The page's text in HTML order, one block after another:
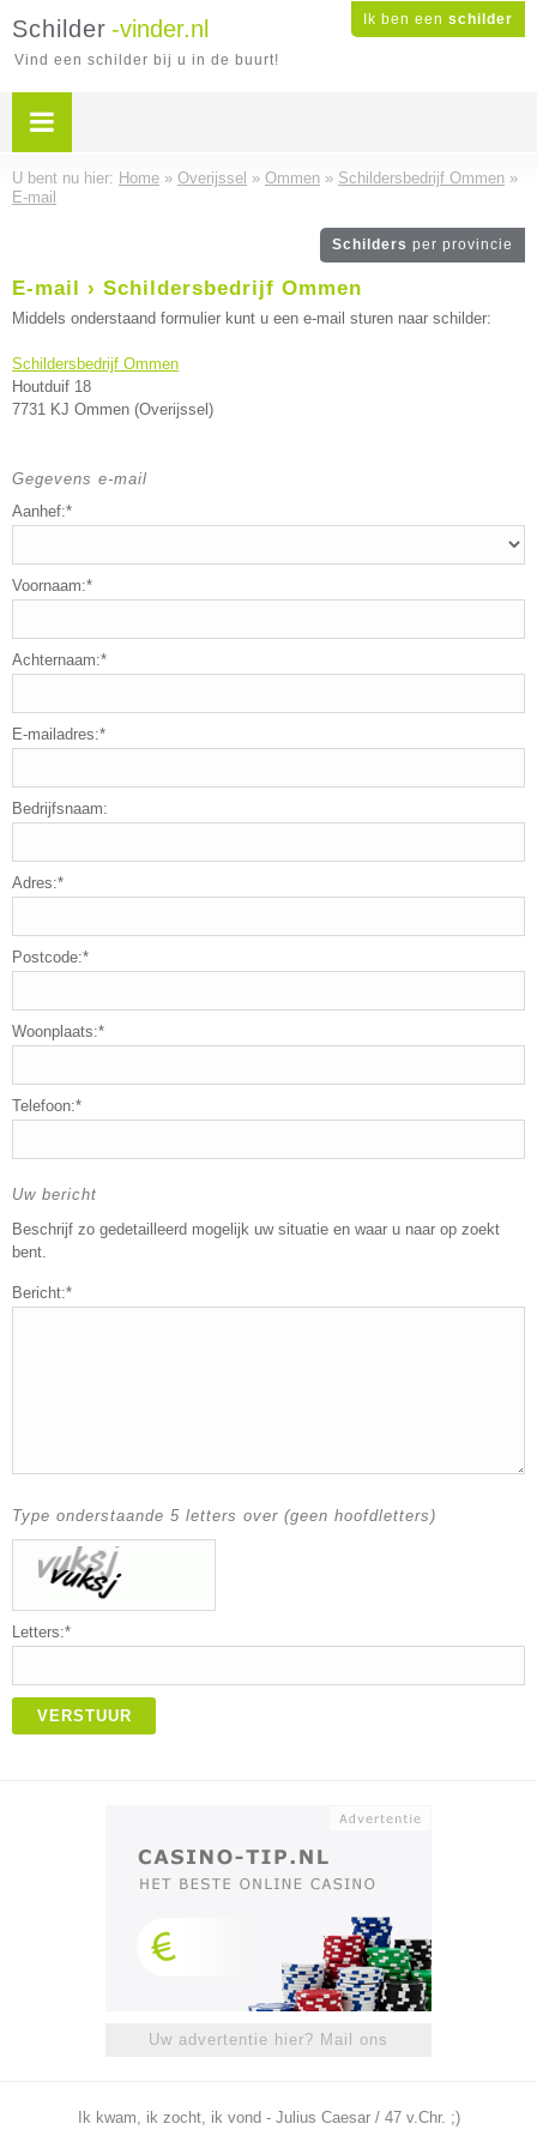
Ik ben een schilder
Schilder -vinder.nl
Vind een schilder bij u in de buurt!
U bent nu hier: Home » Overijssel » Ommen » Schildersbedrijf Ommen »
E-mail
Schilders per provincie
E-mail › Schildersbedrijf Ommen
Middels onderstaand formulier kunt u een e-mail sturen naar schilder:
Schildersbedrijf Ommen
Houtduif 18
7731 KJ Ommen (Overijssel)
Gegevens e-mail
Aanhef:*
Voornaam:*
Achternaam:*
E-mailadres:*
Bedrijfsnaam:
Adres:*
Postcode:*
Woonplaats:*
Telefoon:*
Uw bericht
Beschrijf zo gedetailleerd mogelijk uw situatie en waar u naar op zoekt
bent.
Bericht:*
Type onderstaande 5 letters over (geen hoofdletters)
Letters:*
VERSTUUR
Uw advertentie hier? Mail ons
Ik kwam, ik zocht, ik vond - Julius Caesar / 47 v.Chr. ;)